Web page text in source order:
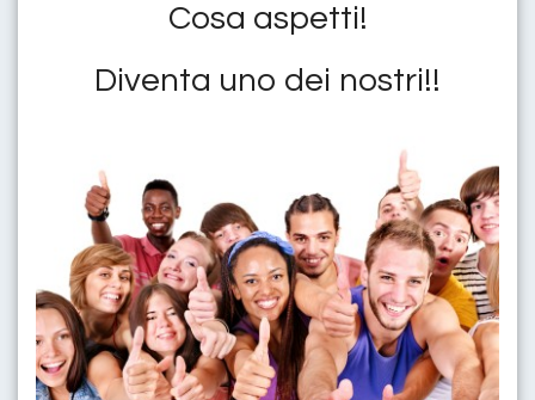
Cosa aspetti!
Diventa uno dei nostri!!